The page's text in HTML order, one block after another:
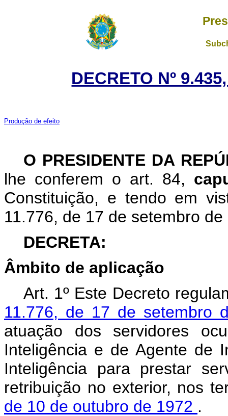
DECRETO Nº
Produção de efeito
O PRESIDENTE DA
lhe conferem o art. 84,
Constituição, e tendo em
11.776, de 17 de setembro de
DECRETA:
Âmbito de aplicação
Art. 1º Este Decreto
11.776, de 17 de setembro
atuação dos servidores
Inteligência e de Agente de
Inteligência para prestar
retribuição no exterior, nos
de 10 de outubro de 1972 .